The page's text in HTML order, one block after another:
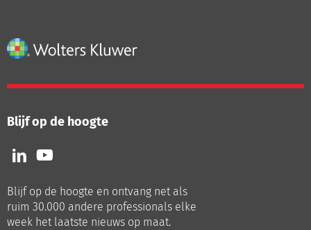
Blijf op de hoogte
Volg
ons
LinkedIn
Volg
ons
Youtube
Blijf op de hoogte en ontvang net als
ruim 30.000 andere professionals elke
week het laatste nieuws op maat.